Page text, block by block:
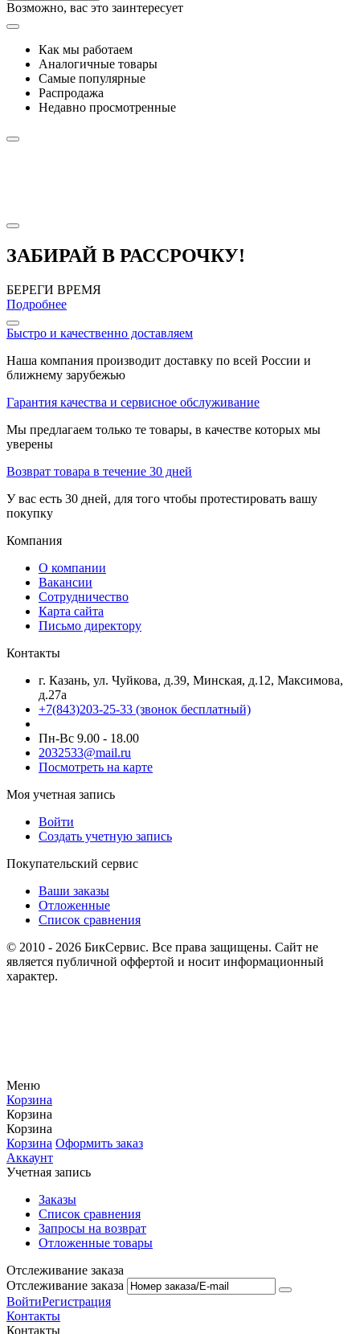
Возможно, вас это заинтересует
Как мы работаем
Аналогичные товары
Самые популярные
Распродажа
Недавно просмотренные
ЗАБИРАЙ В РАССРОЧКУ!
БЕРЕГИ ВРЕМЯ
Подробнее
Быстро и качественно доставляем
Наша компания производит доставку по всей России и
ближнему зарубежью
Гарантия качества и сервисное обслуживание
Мы предлагаем только те товары, в качестве которых мы
уверены
Возврат товара в течение 30 дней
У вас есть 30 дней, для того чтобы протестировать вашу
покупку
Компания
О компании
Вакансии
Сотрудничество
Карта сайта
Письмо директору
Контакты
г. Казань, ул. Чуйкова, д.39, Минская, д.12, Максимова,
д.27а
+7(843)203-25-33 (звонок бесплатный)
Пн-Вс 9.00 - 18.00
2032533@mail.ru
Посмотреть на карте
Моя учетная запись
Войти
Создать учетную запись
Покупательский сервис
Ваши заказы
Отложенные
Список сравнения
© 2010 - 2026 БикСервис. Все права защищены. Сайт не
является публичной оффертой и носит информационный
характер.
Меню
Корзина
Корзина
Корзина
Корзина Оформить заказ
Аккаунт
Учетная запись
Заказы
Список сравнения
Запросы на возврат
Отложенные товары
Отслеживание заказа
Отслеживание заказа
ВойтиРегистрация
Контакты
Контакты